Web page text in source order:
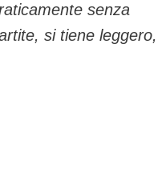
senza
si tiene leggero,